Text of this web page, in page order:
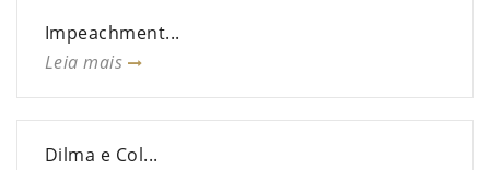
Impeachment...
Leia mais
Dilma e Col...